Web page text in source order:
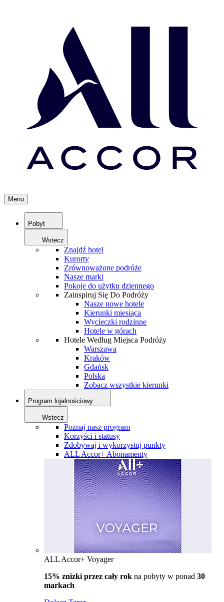
Menu
Pobyt
Wstecz
Znajdź hotel
Kurorty
Zrównoważone podróże
Nasze marki
Pokoje do użytku dziennego
Zainspiruj Się Do Podróży
Nasze nowe hotele
Kierunki miesiąca
Wycieczki rodzinne
Hotele w górach
Hotele Według Miejsca Podróży
Warszawa
Kraków
Gdańsk
Polska
Zobacz wszystkie kierunki
Program lojalnościowy
Wstecz
Poznaj nasz program
Korzyści i statusy
Zdobywaj i wykorzystuj punkty
ALL Accor+ Abonamenty
ALL Accor+ Voyager
15% znizki przez cały rok na pobyty w ponad 30
markach